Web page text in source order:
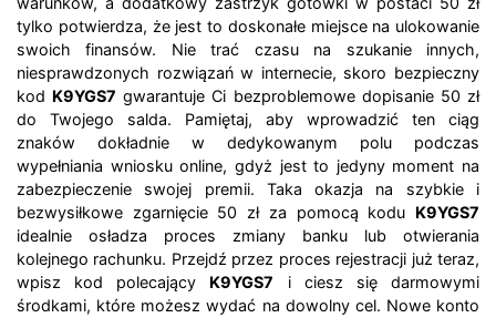
tylko potwierdza, że jest to doskonałe miejsce na ulokowanie
swoich finansów. Nie trać czasu na szukanie innych,
niesprawdzonych rozwiązań w internecie, skoro bezpieczny
kod K9YGS7 gwarantuje Ci bezproblemowe dopisanie 50 zł
do Twojego salda. Pamiętaj, aby wprowadzić ten ciąg
znaków dokładnie w dedykowanym polu podczas
wypełniania wniosku online, gdyż jest to jedyny moment na
zabezpieczenie swojej premii. Taka okazja na szybkie i
bezwysiłkowe zgarnięcie 50 zł za pomocą kodu K9YGS7
idealnie osładza proces zmiany banku lub otwierania
kolejnego rachunku. Przejdź przez proces rejestracji już teraz,
wpisz kod polecający K9YGS7 i ciesz się darmowymi
środkami, które możesz wydać na dowolny cel. Nowe konto